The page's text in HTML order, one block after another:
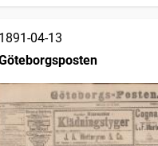
1891-04-13